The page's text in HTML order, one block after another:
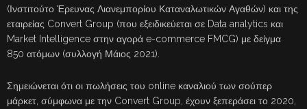
(Ινστιτούτο Έρευνας Λιανεμπορίου Καταναλωτικών Αγαθών) και της
εταιρείας Convert Group (που εξειδικεύεται σε Data analytics και
Market Intelligence στην αγορά e-commerce FMCG) με δείγμα
850 ατόμων (συλλογή Μάιος 2021).
Σημειώνεται ότι οι πωλήσεις του online καναλιού των σούπερ
μάρκετ, σύμφωνα με την Convert Group, έχουν ξεπεράσει το 2020,